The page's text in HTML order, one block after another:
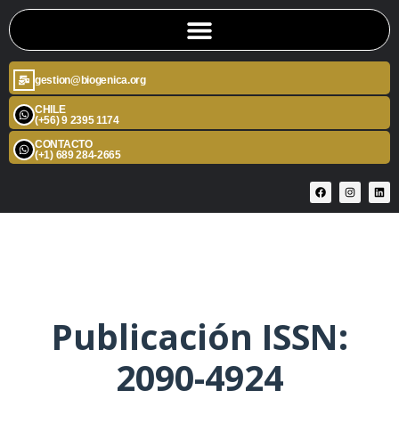
gestion@biogenica.org
CHILE
(+56) 9 2395 1174
CONTACTO
(+1) 689 284-2665
Publicación ISSN:
2090-4924